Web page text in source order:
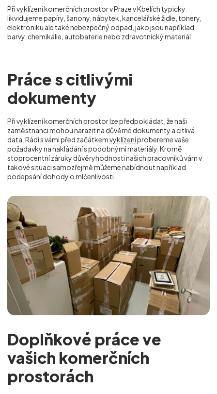
Při vyklízení komerčních prostor v Praze v Kbelích typicky
likvidujeme papíry, šanony, nábytek, kancelářské židle, tonery,
elektroniku ale také nebezpečný odpad, jako jsou například
barvy, chemikálie, autobaterie nebo zdravotnický materiál.
Práce s citlivými
dokumenty
Při vyklízení komerčních prostor lze předpokládat, že naši
zaměstnanci mohou narazit na důvěrné dokumenty a citlivá
data. Rádi s vámi před začátkemvyklízeníprobereme vaše
požadavky na nakládání s podobnými materiály. Kromě
stoprocentní záruky důvěryhodnosti našich pracovníků vám v
takové situaci samozřejmě můžeme nabídnout například
podepsání dohody o mlčenlivosti.
Doplňkové práce ve
vašich komerčních
prostorách